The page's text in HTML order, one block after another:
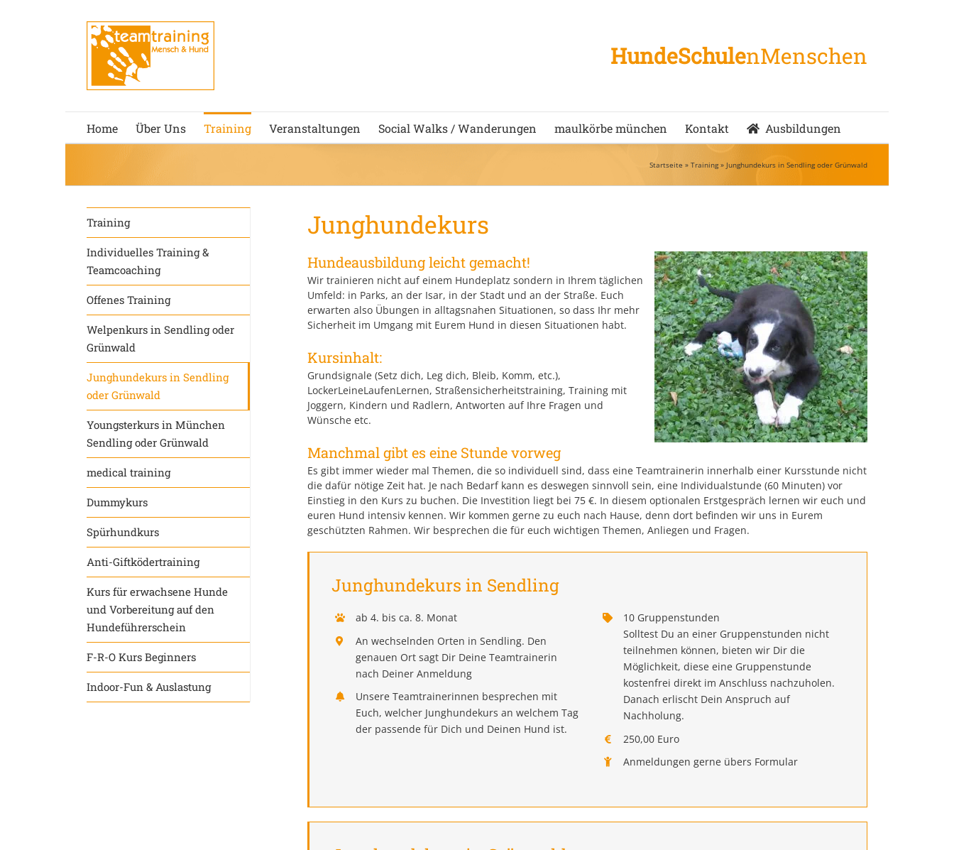
HundeSchulenMenschen
Home Über Uns Training Veranstaltungen Social Walks / Wanderungen maulkörbe münchen Kontakt Ausbildungen
Startseite » Training » Junghundekurs in Sendling oder Grünwald
Junghundekurs
Hundeausbildung leicht gemacht!
Wir trainieren nicht auf einem Hundeplatz sondern in Ihrem täglichen
Umfeld: in Parks, an der Isar, in der Stadt und an der Straße. Euch
erwarten also Übungen in alltagsnahen Situationen, so dass Ihr mehr
Sicherheit im Umgang mit Eurem Hund in diesen Situationen habt.
Kursinhalt:
Grundsignale (Setz dich, Leg dich, Bleib, Komm, etc.),
LockerLeineLaufenLernen, Straßensicherheitstraining, Training mit
Joggern, Kindern und Radlern, Antworten auf Ihre Fragen und
Wünsche etc.
Manchmal gibt es eine Stunde vorweg
Es gibt immer wieder mal Themen, die so individuell sind, dass eine Teamtrainerin innerhalb einer Kursstunde nicht
die dafür nötige Zeit hat. Je nach Bedarf kann es deswegen sinnvoll sein, eine Individualstunde (60 Minuten) vor
Einstieg in den Kurs zu buchen. Die Investition liegt bei 75 €. In diesem optionalen Erstgespräch lernen wir euch und
euren Hund intensiv kennen. Wir kommen gerne zu euch nach Hause, denn dort befinden wir uns in Eurem
geschützten Rahmen. Wir besprechen die für euch wichtigen Themen, Anliegen und Fragen.
Junghundekurs in Sendling
ab 4. bis ca. 8. Monat
An wechselnden Orten in Sendling. Den
genauen Ort sagt Dir Deine Teamtrainerin
nach Deiner Anmeldung
Unsere Teamtrainerinnen besprechen mit
Euch, welcher Junghundekurs an welchem Tag
der passende für Dich und Deinen Hund ist.
10 Gruppenstunden
Solltest Du an einer Gruppenstunden nicht
teilnehmen können, bieten wir Dir die
Möglichkeit, diese eine Gruppenstunde
kostenfrei direkt im Anschluss nachzuholen.
Danach erlischt Dein Anspruch auf
Nachholung.
250,00 Euro
Anmeldungen gerne übers Formular
Training
Individuelles Training &
Teamcoaching
Offenes Training
Welpenkurs in Sendling oder
Grünwald
Junghundekurs in Sendling
oder Grünwald
Youngsterkurs in München
Sendling oder Grünwald
medical training
Dummykurs
Spürhundkurs
Anti-Giftködertraining
Kurs für erwachsene Hunde
und Vorbereitung auf den
Hundeführerschein
F-R-O Kurs Beginners
Indoor-Fun & Auslastung